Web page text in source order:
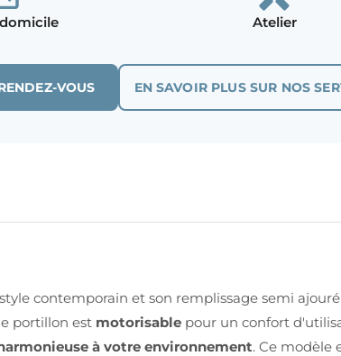
Atelier
VOUS EN SAVOIR PLUS SUR NOS
contemporain et son remplissage semi
portillon est motorisable pour un confort
à votre environnement. Ce modèle